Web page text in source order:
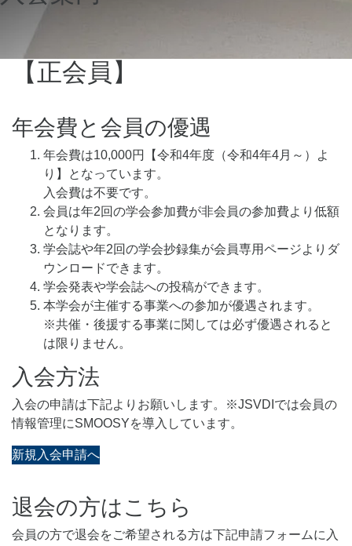
【正会員】
年会費と会員の優遇
年会費は10,000円【令和4年度（令和4年4月～）よ
り】となっています。
入会費は不要です。
会員は年2回の学会参加費が非会員の参加費より低額
となります。
学会誌や年2回の学会抄録集が会員専用ページよりダ
ウンロードできます。
学会発表や学会誌への投稿ができます。
本学会が主催する事業への参加が優遇されます。
※共催・後援する事業に関しては必ず優遇されると
は限りません。
入会方法
入会の申請は下記よりお願いします。※JSVDIでは会員の
情報管理にSMOOSYを導入しています。
新規入会申請へ
退会の方はこちら
会員の方で退会をご希望される方は下記申請フォームに入